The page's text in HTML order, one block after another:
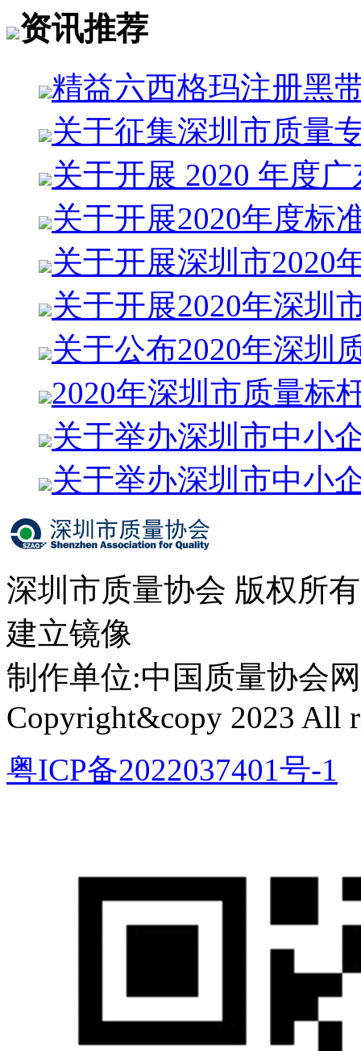
资讯推荐
精益六西格玛注册黑
关于征集深圳市质量
关于开展 2020 年度
关于开展2020年度标
关于开展深圳市2020
关于开展2020年深圳
关于公布2020年深圳
2020年深圳市质量标
关于举办深圳市中小
关于举办深圳市中小
深圳市质量协会 版权所
建立镜像
制作单位:中国质量协会
Copyright&copy 2023 All
粤ICP备2022037401号-1